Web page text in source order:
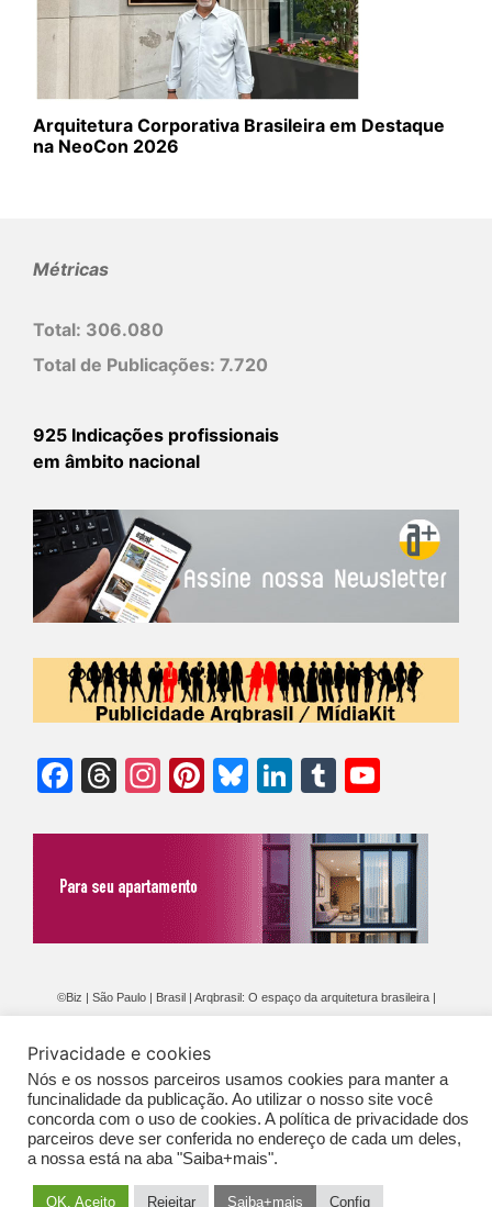
Arquitetura Corporativa Brasileira em Destaque
na NeoCon 2026
Métricas
Total: 306.080
Total de Publicações: 7.720
925 Indicações profissionais
em âmbito nacional
Facebook
Threads
Instagram
Pinterest
Bluesky
LinkedIn
Tumblr
©Biz | São Paulo | Brasil | Arqbrasil: O espaço da arquitetura brasileira |
GERAIS DE PUBLICAÇÃO (CGP
Privacidade e cookies
Nós e os nossos parceiros usamos cookies para manter a
funcinalidade da publicação. Ao utilizar o nosso site você
concorda com o uso de cookies. A política de privacidade dos
parceiros deve ser conferida no endereço de cada um deles,
a nossa está na aba "Saiba+mais".
OK. Aceito Rejeitar Saiba+mais Config